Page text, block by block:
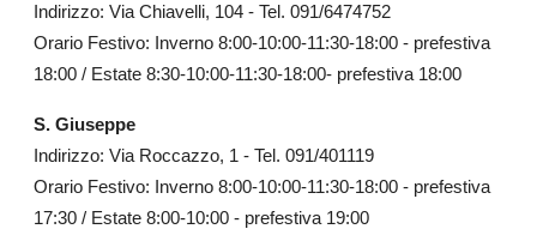
Indirizzo: Via Chiavelli, 104 - Tel. 091/6474752
Orario Festivo: Inverno 8:00-10:00-11:30-18:00 - prefestiva
18:00 / Estate 8:30-10:00-11:30-18:00- prefestiva 18:00
S. Giuseppe
Indirizzo: Via Roccazzo, 1 - Tel. 091/401119
Orario Festivo: Inverno 8:00-10:00-11:30-18:00 - prefestiva
17:30 / Estate 8:00-10:00 - prefestiva 19:00